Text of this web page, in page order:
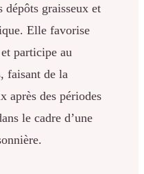
graisseux et
Elle favorise
participe au
faisant de la
après des périodes
le cadre d’une